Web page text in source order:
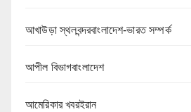
আখাউড়া স্থলবন্দরবাংলাদেশ-ভারত সম্পর্ক
আপীল বিভাগবাংলাদেশ
আমেরিকার খবরইরান